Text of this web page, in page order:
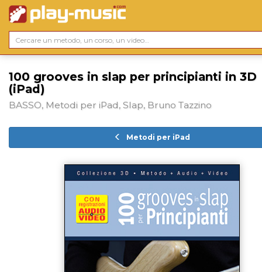
100 grooves in slap per principianti in 3D
(iPad)
BASSO, Metodi per iPad, Slap, Bruno Tazzino
Metodi per iPad